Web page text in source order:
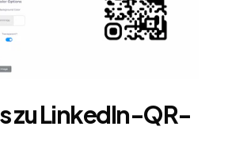
zu LinkedIn-QR-